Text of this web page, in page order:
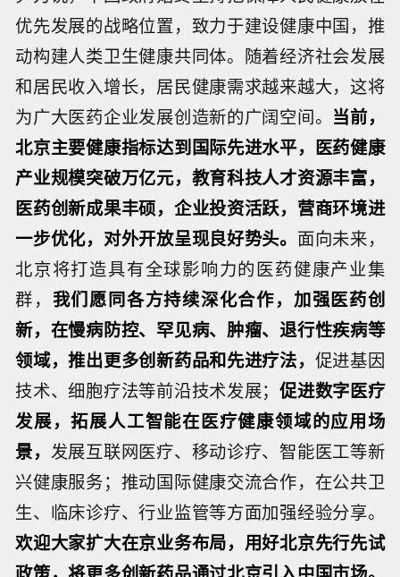
优先发展的战略位置，致力于建设健康中国，推
动构建人类卫生健康共同体。随着经济社会发展
和居民收入增长，居民健康需求越来越大，这将
为广大医药企业发展创造新的广阔空间。 当前，
北京主要健康指标达到国际先进水平，医药健康
产业规模突破万亿元，教育科技人才资源丰富，
医药创新成果丰硕，企业投资活跃，营商环境进
一步优化，对外开放呈现良好势头。 面向未来，
北京将打造具有全球影响力的医药健康产业集
群， 我们愿同各方持续深化合作，加强医药创
新，在慢病防控、罕见病、肿瘤、退行性疾病等
领域，推出更多创新药品和先进疗法， 促进基因
技术、细胞疗法等前沿技术发展； 促进数字医疗
发展，拓展人工智能在医疗健康领域的应用场
景， 发展互联网医疗、移动诊疗、智能医工等新
兴健康服务；推动国际健康交流合作，在公共卫
生、临床诊疗、行业监管等方面加强经验分享。
欢迎大家扩大在京业务布局，用好北京先行先试